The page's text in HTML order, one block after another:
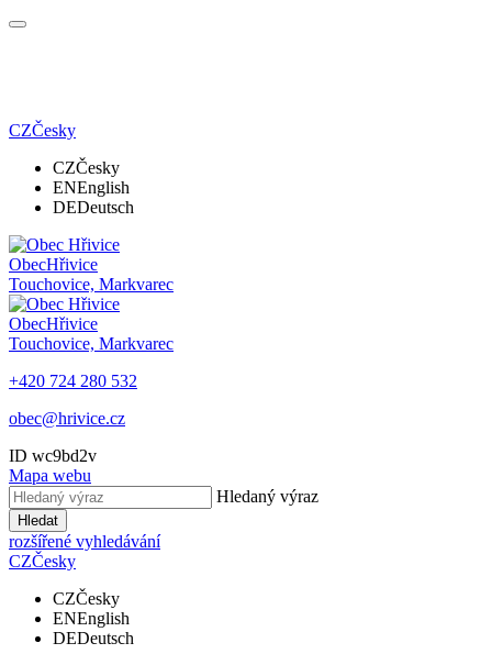
CZČesky
CZČesky
ENEnglish
DEDeutsch
ObecHřivice
Touchovice, Markvarec
ObecHřivice
Touchovice, Markvarec
+420 724 280 532
obec@hrivice.cz
ID wc9bd2v
Mapa webu
Hledaný výraz
Hledat
rozšířené vyhledávání
CZČesky
CZČesky
ENEnglish
DEDeutsch